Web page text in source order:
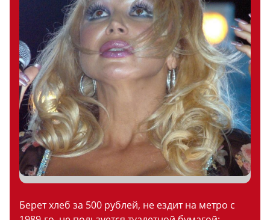
Берет хлеб за 500 рублей, не ездит на метро с